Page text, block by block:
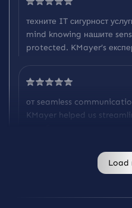
техните IT сигурност
mind knowing нашите
protected. KMayer’s
от seamless
KMayer helped us
Load